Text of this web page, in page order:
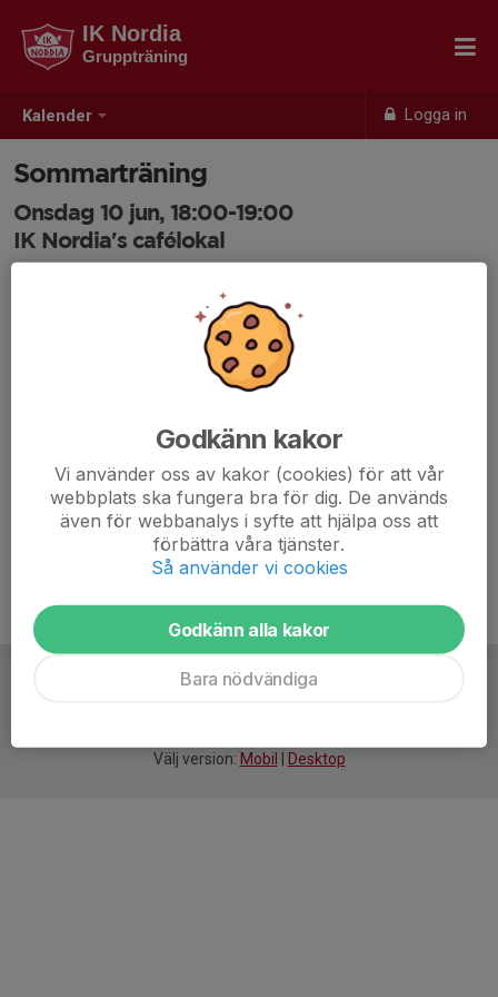
Kalender Logga in
IK Nordia
Gruppträning
Sommarträning
Onsdag 10 jun, 18:00-19:00
IK Nordia's cafélokal
Välj version: Mobil Desktop
Godkänn kakor
Vi använder oss av kakor (cookies) för att vår
webbplats ska fungera bra för dig. De används
även för webbanalys i syfte att hjälpa oss att
förbättra våra tjänster.
Så använder vi cookies
Godkänn alla kakor
Bara nödvändiga